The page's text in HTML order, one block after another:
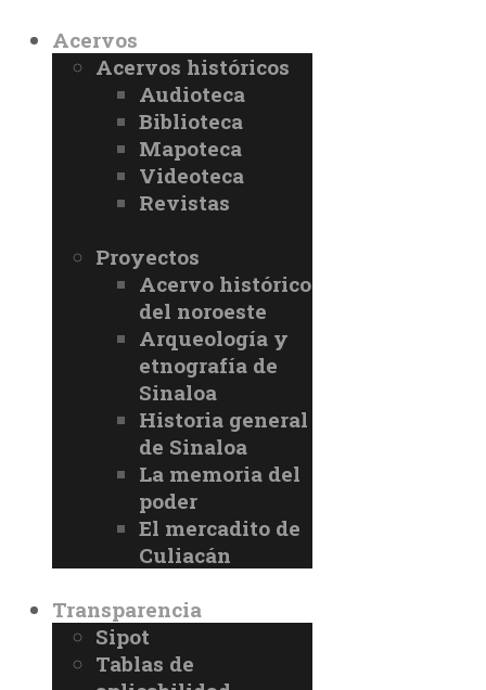
Acervos
Acervos históricos
Audioteca
Biblioteca
Mapoteca
Videoteca
Revistas
Proyectos
Acervo histórico
del noroeste
Arqueología y
etnografía de
Sinaloa
Historia general
de Sinaloa
La memoria del
poder
El mercadito de
Culiacán
Transparencia
Sipot
Tablas de